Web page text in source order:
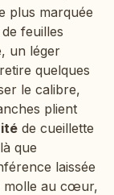
plus marquée
feuilles
un léger
quelques
le calibre,
plient
de cueillette
que
laissée
molle au cœur,